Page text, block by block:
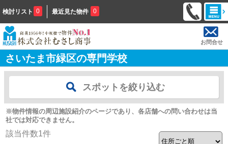
検討リスト 0 最近見た物件 0
お問合せ
さいたま市緑区の専門学校
スポットを絞り込む
※物件情報の周辺施設紹介のページであり、各店舗への問い合わせは当
社では対応できません。
該当件数1件